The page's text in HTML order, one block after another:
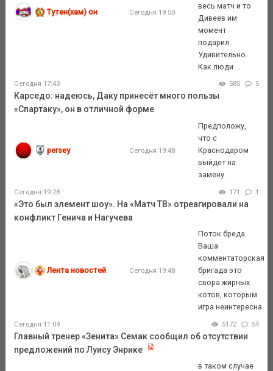
Тутен(хам) он Сегодня 19:50
весь матч и то
Дивеев им
момент
подарил.
Удивительно.
Как люди ...
Сегодня 17:43 585 5
Карседо: надеюсь, Даку принесёт много пользы
«Спартаку», он в отличной форме
persey Сегодня 19:48
Предположу,
что с
Краснодаром
выйдет на
замену.
Сегодня 19:28 171 1
«Это был элемент шоу». На «Матч ТВ» отреагировали на
конфликт Генича и Нагучева
Лента новостей Сегодня 19:48
Поток бреда.
Ваша
комментаторская
бригада это
свора жирных
котов, которым
игра неинтересна
Сегодня 11:09 5172 54
Главный тренер «Зенита» Семак сообщил об отсутствии
предложений по Луису Энрике
в таком случае